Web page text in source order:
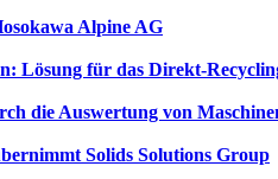
Alpine AG
Lösung für das Direkt-
die Auswertung von
Solids Solutions Group